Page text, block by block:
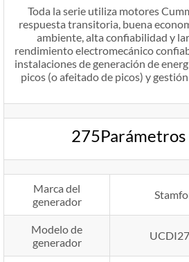
Toda la serie utiliza motores
respuesta transitoria, buena
ambiente, alta confiabilidad y
rendimiento electromecánico
instalaciones de generación de
picos (o afeitado de picos) y
Marca del
generador
Modelo de
generador